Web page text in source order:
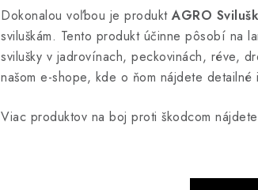
Dokonalou voľbou je produkt AGRO
sviluškám. Tento produkt účinne pôsobí na
svilušky v jadrovínach, peckovinách, réve,
našom e-shope, kde o ňom nájdete
Viac produktov na boj proti škodcom